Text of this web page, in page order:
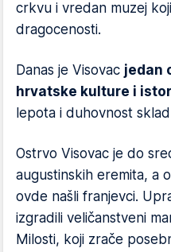
crkvu i vredan muzej
dragocenosti.
Danas je Visovac jedan
hrvatske kulture i
lepota i duhovnost
Ostrvo Visovac je do
augustinskih eremita, a
ovde našli franjevci.
izgradili veličanstveni
Milosti, koji zrače